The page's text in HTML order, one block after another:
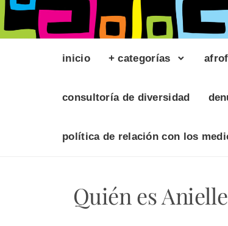
inicio + categorías
consultoría de diversidad
política de relación con los
Quién es